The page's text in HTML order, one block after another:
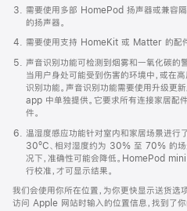
需要使用多部 HomePod 扬声器或兼容
的扬声器。
需要使用支持 HomeKit 或 Matter 的配件
声音识别功能可检测到烟雾和一氧化碳的
当用户身处可能受到伤害的环境中，或在
识别功能。声音识别功能需要使用升级更
app 中单独提供。它要求所有连接家居配
件。
温湿度感应功能针对室内和家居场景进行
30ºC、相对湿度约为 30% 至 70% 的场
况下，准确性可能会降低。HomePod
行校准，才可显示结果。
我们会使用你所在位置，为你更快显示送货选
访问 Apple 网站时输入的位置信息，找到了你